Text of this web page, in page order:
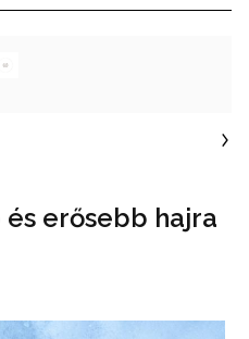
erősebb hajra